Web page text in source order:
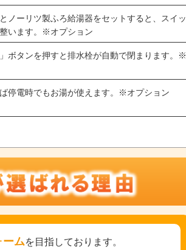
ノーリツ製ふろ給湯器をセットすると、スイッ
います。※オプション
ボタンを押すと排水栓が自動で閉まります。※
停電時でもお湯が使えます。※オプション
ームを目指しております。